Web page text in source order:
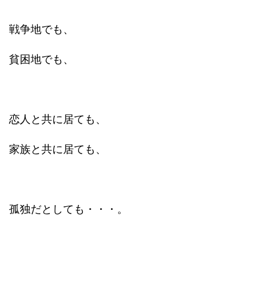
戦争地でも、
貧困地でも、
恋人と共に居ても、
家族と共に居ても、
孤独だとしても・・・。